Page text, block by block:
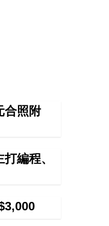
合照附
編程、